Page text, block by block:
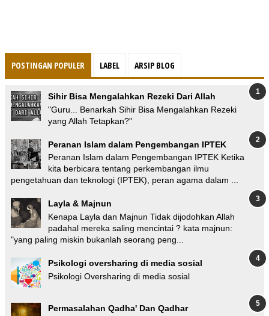
POSTINGAN POPULER LABEL ARSIP BLOG
Sihir Bisa Mengalahkan Rezeki Dari Allah
"Guru... Benarkah Sihir Bisa Mengalahkan Rezeki
yang Allah Tetapkan?"
Peranan Islam dalam Pengembangan IPTEK
Peranan Islam dalam Pengembangan IPTEK Ketika
kita berbicara tentang perkembangan ilmu
pengetahuan dan teknologi (IPTEK), peran agama dalam ...
Layla & Majnun
Kenapa Layla dan Majnun Tidak dijodohkan Allah
padahal mereka saling mencintai ? kata majnun:
"yang paling miskin bukanlah seorang peng...
Psikologi oversharing di media sosial
Psikologi Oversharing di media sosial
Permasalahan Qadha' Dan Qadhar